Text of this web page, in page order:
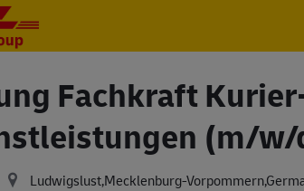
Fachkraft
(m/w/
Ludwigslust,Mecklenburg-